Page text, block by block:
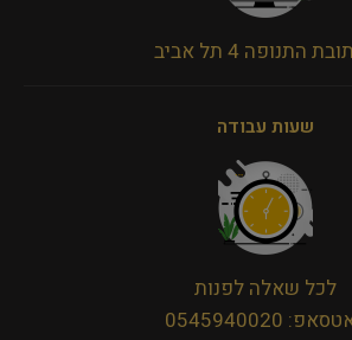
התנופה 4 תל אביב
שעות עבודה
לכל שאלה לפנות
0545940020